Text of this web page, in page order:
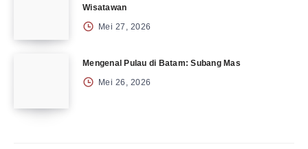
Wisatawan
Mei 27, 2026
Mengenal Pulau di Batam: Subang Mas
Mei 26, 2026